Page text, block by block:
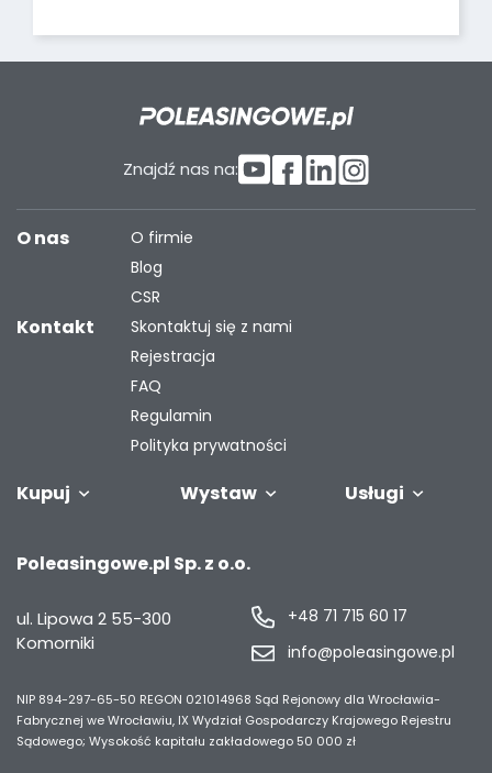
Znajdź nas na:
Kupuj
przyczepy
Wystaw
Twoją flotę
Usługi
O nas
O firmie
Blog
CSR
Kontakt
Skontaktuj się z nami
Rejestracja
FAQ
Regulamin
Polityka prywatności
Poleasingowe.pl Sp. z o.o.
ul. Lipowa 2 55-300
Komorniki
+48 71 715 60 17
info@poleasingowe.pl
NIP 894-297-65-50 REGON 021014968 Sąd Rejonowy dla Wrocławia-
Fabrycznej we Wrocławiu, IX Wydział Gospodarczy Krajowego Rejestru
Sądowego; Wysokość kapitału zakładowego 50 000 zł